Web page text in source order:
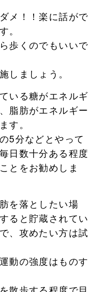
メ！！楽に話がで
。
歩くのでもいいで
しましょう。
いる糖がエネルギ
脂肪がエネルギー
す。
5分などとやって
日数十分ある程度
とをお勧めしま
を落としたい場
ると貯蔵されてい
、攻めたい方は試
動の強度はものす
散歩する程度で目